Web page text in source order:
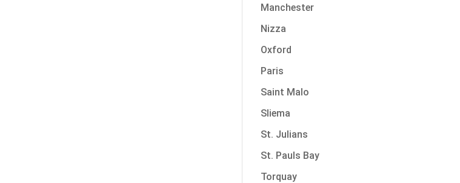
Manchester
Nizza
Oxford
Paris
Saint Malo
Sliema
St. Julians
St. Pauls Bay
Torquay